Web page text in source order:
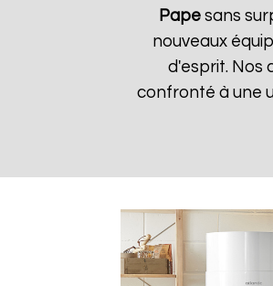
Papesans
nouveaux
d'esprit. Nos
confronté à une